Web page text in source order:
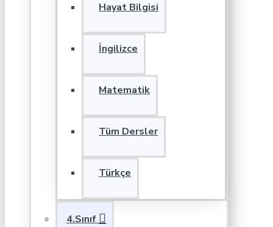
Hayat Bilgisi
İngilizce
Matematik
Tüm Dersler
Türkçe
4.Sınıf